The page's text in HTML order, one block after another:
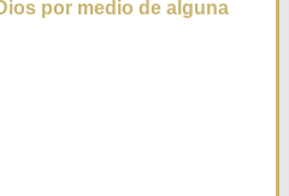
por medio de alguna